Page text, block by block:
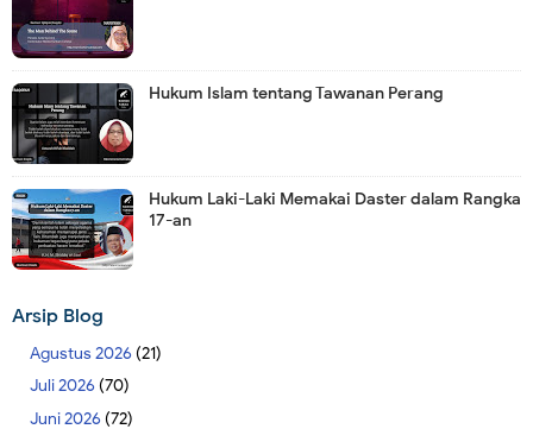
Hukum Islam tentang Tawanan Perang
Hukum Laki-Laki Memakai Daster dalam Rangka
17-an
Arsip Blog
Agustus 2026 (21)
Juli 2026 (70)
Juni 2026 (72)